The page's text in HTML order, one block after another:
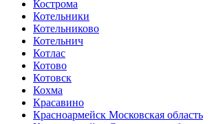
Кострома
Котельники
Котельниково
Котельнич
Котлас
Котово
Котовск
Кохма
Красавино
Красноармейск Московская область